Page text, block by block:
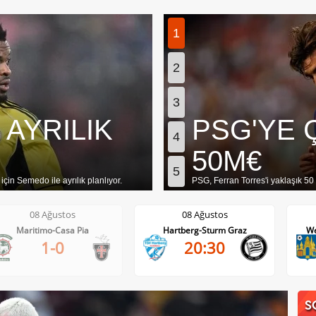
Semedo ile ayrılık planlıyor.
1
2
3
4
5
PSG'YE
50M€
PSG, Ferran Torres'i yaklaşık
08 Ağustos
Maritimo-Casa Pia
1-0
08 Ağustos
Hartberg-Sturm Graz
20:30